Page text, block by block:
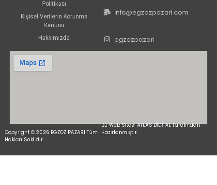
Politikası
Kişisel Verilerin Korunma
Kanunu
Hakkımızda
İnfo@egzozpazari.com
egzozpazari
Copyright © 2026 EGZOZ PAZARI Tüm
Hakları Saklıdır.
Bu Web Sitesi ATLAS DİGİTAL Tarafından
Hazırlanmıştır.